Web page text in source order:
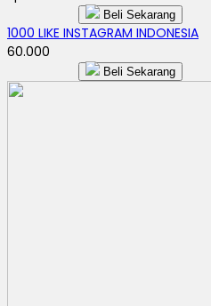
Beli Sekarang
1000 LIKE INSTAGRAM INDONESIA
60.000
Beli Sekarang